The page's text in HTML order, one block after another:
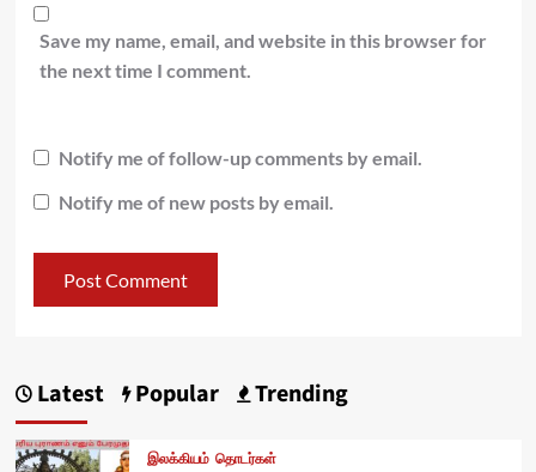
Save my name, email, and website in this browser for
the next time I comment.
Notify me of follow-up comments by email.
Notify me of new posts by email.
Latest Popular Trending
இலக்கியம் தொடர்கள்